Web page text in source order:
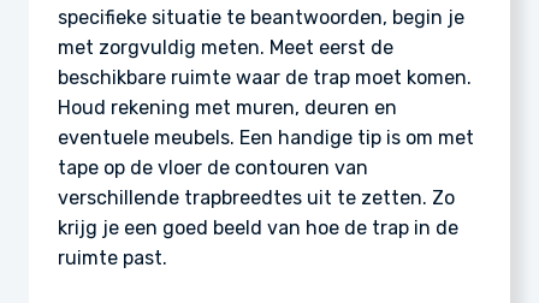
specifieke situatie te beantwoorden, begin je
met zorgvuldig meten. Meet eerst de
beschikbare ruimte waar de trap moet komen.
Houd rekening met muren, deuren en
eventuele meubels. Een handige tip is om met
tape op de vloer de contouren van
verschillende trapbreedtes uit te zetten. Zo
krijg je een goed beeld van hoe de trap in de
ruimte past.